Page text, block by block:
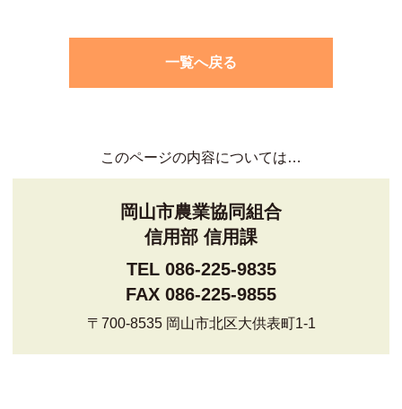
一覧へ戻る
このページの内容については…
岡山市農業協同組合
信用部 信用課
TEL 086-225-9835
FAX 086-225-9855
〒700-8535 岡山市北区大供表町1-1